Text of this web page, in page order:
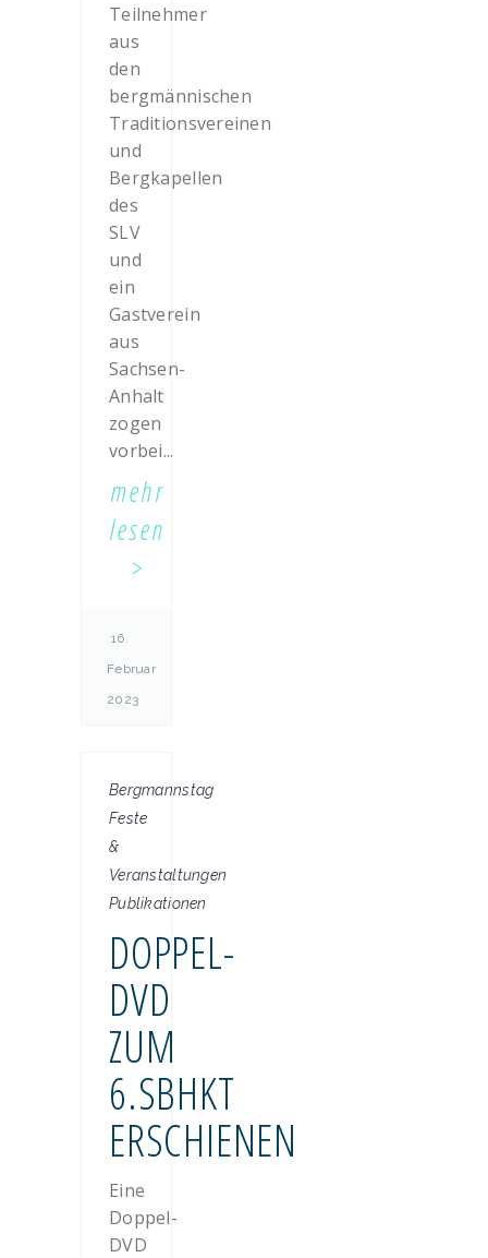
Teilnehmer
aus
den
bergmännischen
Traditionsvereinen
und
Bergkapellen
des
SLV
und
ein
Gastverein
aus
Sachsen-
Anhalt
zogen
vorbei...
mehr
lesen
16.
Februar
2023
Bergmannstag
Feste
&
Veranstaltungen
Publikationen
DOPPEL-
DVD
ZUM
6.SBHKT
ERSCHIENEN
Eine
Doppel-
DVD